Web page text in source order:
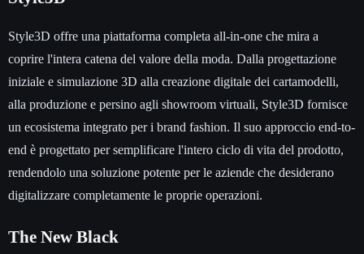
Style3D offre una piattaforma completa all-in-one che mira a
coprire l'intera catena del valore della moda. Dalla progettazione
iniziale e simulazione 3D alla creazione digitale dei cartamodelli,
alla produzione e persino agli showroom virtuali, Style3D fornisce
un ecosistema integrato per i brand fashion. Il suo approccio end-to-
end è progettato per semplificare l'intero ciclo di vita del prodotto,
rendendolo una soluzione potente per le aziende che desiderano
digitalizzare completamente le proprie operazioni.
The New Black